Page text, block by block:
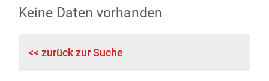
Keine Daten vorhanden
<< zurück zur Suche